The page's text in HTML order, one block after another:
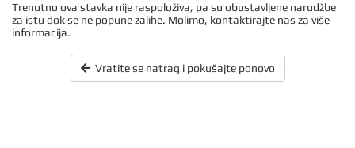
Trenutno ova stavka nije raspoloživa, pa su obustavljene narudžbe
za istu dok se ne popune zalihe. Molimo, kontaktirajte nas za više
informacija.
Vratite se natrag i pokušajte ponovo